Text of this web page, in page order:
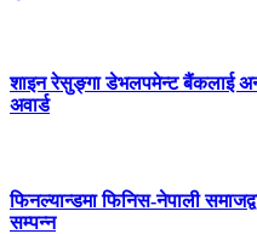
शाइन रेसुङ्गा डेभलपमेन्ट बैंकलाई
अवार्ड
फिनल्यान्डमा फिनिस-नेपाली
सम्पन्न